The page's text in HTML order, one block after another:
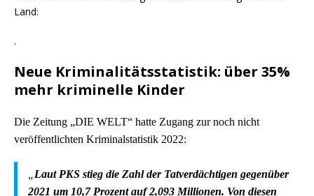
Land:
.
Neue Kriminalitätsstatistik: über 35%
mehr kriminelle Kinder
Die Zeitung „DIE WELT“ hatte Zugang zur noch nicht
veröffentlichten Kriminalstatistik 2022:
Laut PKS stieg die Zahl der Tatverdächtigen gegenüber
2021 um 10,7 Prozent auf 2,093 Millionen. Von diesen